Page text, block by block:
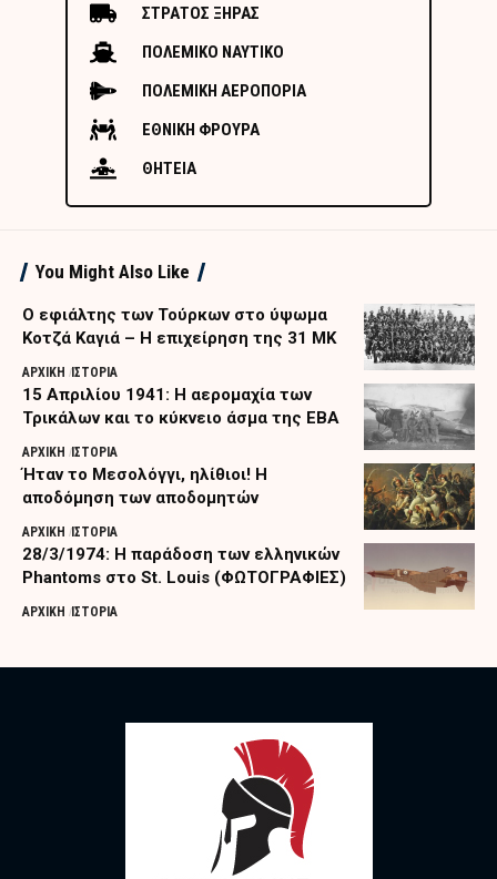
ΣΤΡΑΤΟΣ ΞΗΡΑΣ
ΠΟΛΕΜΙΚΟ ΝΑΥΤΙΚΟ
ΠΟΛΕΜΙΚΗ ΑΕΡΟΠΟΡΙΑ
ΕΘΝΙΚΗ ΦΡΟΥΡΑ
ΘΗΤΕΙΑ
You Might Also Like
Ο εφιάλτης των Τούρκων στο ύψωμα
Κοτζά Καγιά – Η επιχείρηση της 31 ΜΚ
ΑΡΧΙΚΗ ΙΣΤΟΡΙΑ
15 Απριλίου 1941: Η αερομαχία των
Τρικάλων και το κύκνειο άσμα της ΕΒΑ
ΑΡΧΙΚΗ ΙΣΤΟΡΙΑ
Ήταν το Μεσολόγγι, ηλίθιοι! Η
αποδόμηση των αποδομητών
ΑΡΧΙΚΗ ΙΣΤΟΡΙΑ
28/3/1974: Η παράδοση των ελληνικών
Phantoms στο St. Louis (ΦΩΤΟΓΡΑΦΙΕΣ)
ΑΡΧΙΚΗ ΙΣΤΟΡΙΑ